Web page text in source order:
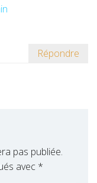
Répondre
pas publiée.
avec *